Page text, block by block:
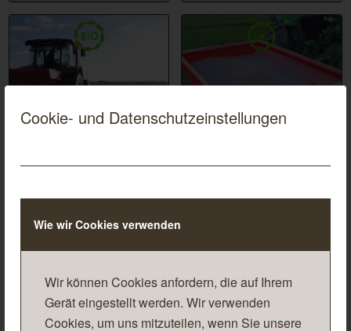
Cookie- und Datenschutzeinstellungen
Wie wir Cookies verwenden
Wir können Cookies anfordern, die auf Ihrem
Gerät eingestellt werden. Wir verwenden
Cookies, um uns mitzuteilen, wenn Sie unsere
Kalkkorn MG30 Kalkkorn P15